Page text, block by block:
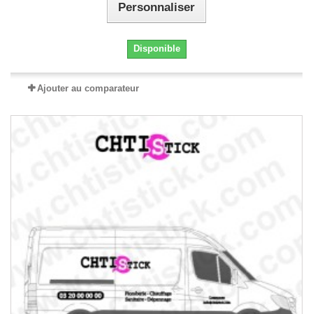
Personnaliser
Disponible
Ajouter au comparateur